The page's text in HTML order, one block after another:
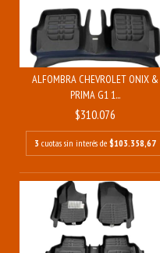
ALFOMBRA CHEVROLET ONIX &
PRIMA G1 1...
$310.076
3 cuotas sin interés de $103.358,67